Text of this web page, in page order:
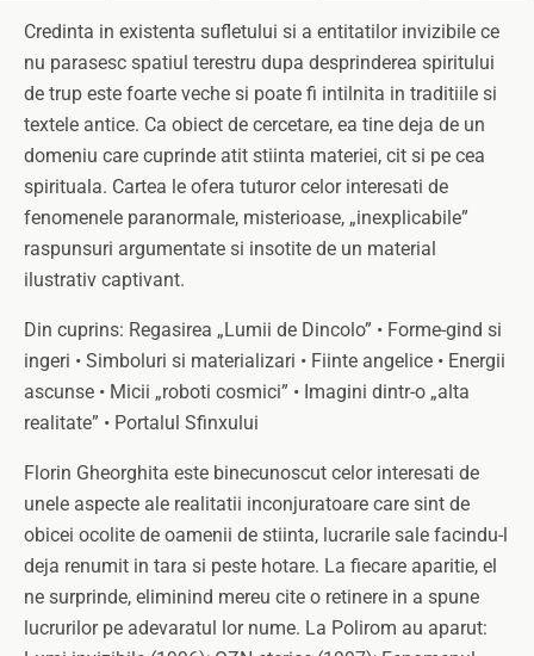
Credinta in existenta sufletului si a entitatilor invizibile ce
nu parasesc spatiul terestru dupa desprinderea spiritului
de trup este foarte veche si poate fi intilnita in traditiile si
textele antice. Ca obiect de cercetare, ea tine deja de un
domeniu care cuprinde atit stiinta materiei, cit si pe cea
spirituala. Cartea le ofera tuturor celor interesati de
fenomenele paranormale, misterioase, „inexplicabile”
raspunsuri argumentate si insotite de un material
ilustrativ captivant.
Din cuprins: Regasirea „Lumii de Dincolo” • Forme-gind si
ingeri • Simboluri si materializari • Fiinte angelice • Energii
ascunse • Micii „roboti cosmici” • Imagini dintr-o „alta
realitate” • Portalul Sfinxului
Florin Gheorghita este binecunoscut celor interesati de
unele aspecte ale realitatii inconjuratoare care sint de
obicei ocolite de oamenii de stiinta, lucrarile sale facindu-l
deja renumit in tara si peste hotare. La fiecare aparitie, el
ne surprinde, eliminind mereu cite o retinere in a spune
lucrurilor pe adevaratul lor nume. La Polirom au aparut: